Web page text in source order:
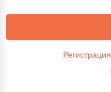
Регистрация